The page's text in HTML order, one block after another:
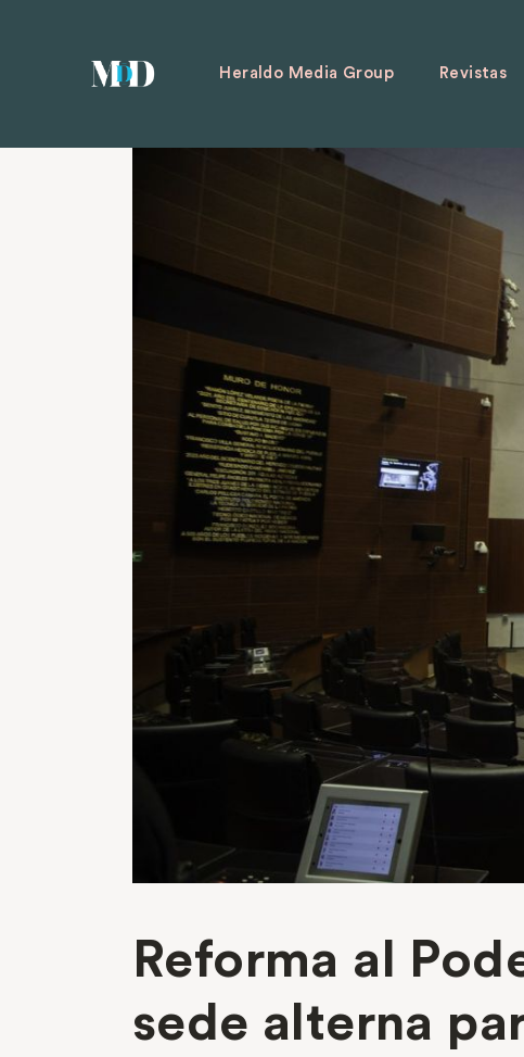
Heraldo Media Group Revistas
Reforma al
sede alterna